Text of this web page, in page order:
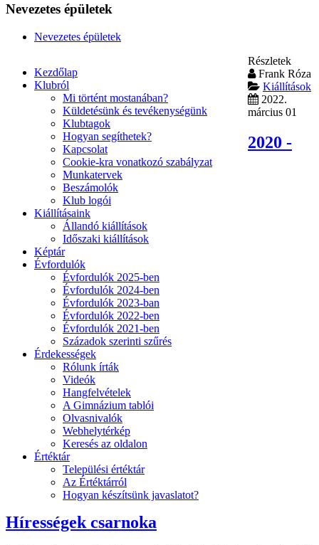
Nevezetes épületek
Nevezetes épületek
Kezdőlap
Klubról
Mi történt mostanában?
Küldetésünk és tevékenységünk
Klubtagok
Hogyan segíthetek?
Kapcsolat
Cookie-kra vonatkozó szabályzat
Munkatervek
Beszámolók
Klub logói
Kiállításaink
Állandó kiállítások
Időszaki kiállítások
Képtár
Évfordulók
Évfordulók 2025-ben
Évfordulók 2024-ben
Évfordulók 2023-ban
Évfordulók 2022-ben
Évfordulók 2021-ben
Századok szerinti szűrés
Érdekességek
Rólunk írták
Videók
Hangfelvételek
A Gimnázium tablói
Olvasnivalók
Webhelytérkép
Keresés az oldalon
Értéktár
Települési értéktár
Az Értéktárról
Hogyan készítsünk javaslatot?
Részletek
Frank Róza
Kiállítások
2022.
március 01
2020 -
Hírességek csarnoka